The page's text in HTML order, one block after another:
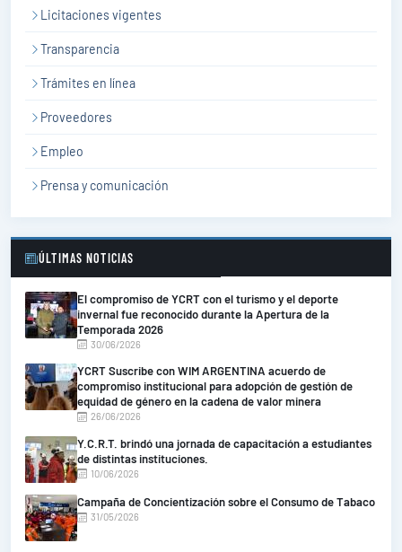
Licitaciones vigentes
Transparencia
Trámites en línea
Proveedores
Empleo
Prensa y comunicación
ÚLTIMAS NOTICIAS
El compromiso de YCRT con el turismo y el deporte
invernal fue reconocido durante la Apertura de la
Temporada 2026
30/06/2026
YCRT Suscribe con WIM ARGENTINA acuerdo de
compromiso institucional para adopción de gestión de
equidad de género en la cadena de valor minera
26/06/2026
Y.C.R.T. brindó una jornada de capacitación a estudiantes
de distintas instituciones.
10/06/2026
Campaña de Concientización sobre el Consumo de Tabaco
31/05/2026